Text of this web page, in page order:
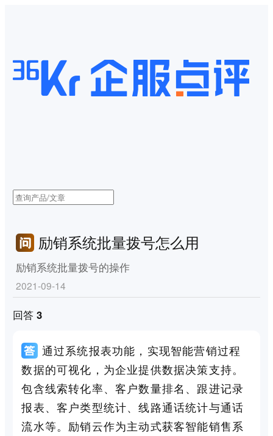
励销系统批量拨号怎么用
励销系统批量拨号的操作
2021-09-14
回答 3
通过系统报表功能，实现智能营销过程
数据的可视化，为企业提供数据决策支持。
包含线索转化率、客户数量排名、跟进记录
报表、客户类型统计、线路通话统计与通话
流水等。励销云作为主动式获客智能销售系